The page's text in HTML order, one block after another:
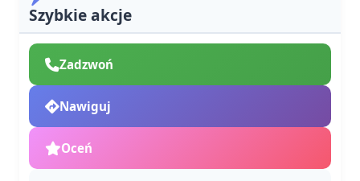
Szybkie akcje
Zadzwoń
Nawiguj
Oceń